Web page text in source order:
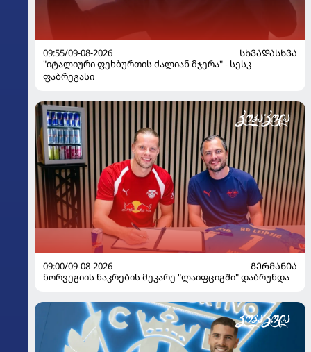
09:55/09-08-2026
ᲡᲮᲕᲐᲓᲐᲡᲮᲕᲐ
"იტალიური ფეხბურთის ძალიან მჯერა" - სესკ
ფაბრეგასი
09:00/09-08-2026
ᲒᲔᲠᲛᲐᲜᲘᲐ
ნორვეგიის ნაკრების მეკარე "ლაიფციგში" დაბრუნდა